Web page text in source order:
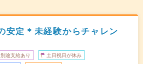
安定＊未経験からチャレン
途支給あり 土日祝日が休み